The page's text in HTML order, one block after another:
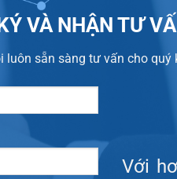
VÀ NHẬN TƯ
luôn sẵn sàng tư vấn cho
Với